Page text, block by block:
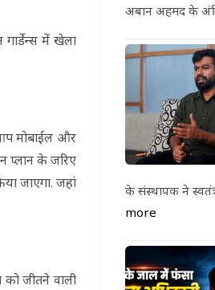
में खेला
मोबाईल और
प्लान के जरिए
जाएगा. जहां
जीतने वाली
अबान अहमद के
के संस्थापक ने
more